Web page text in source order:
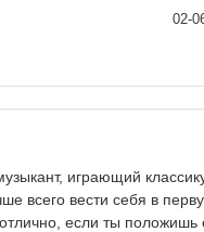
02-
играющий
всего вести себя в
если ты положишь